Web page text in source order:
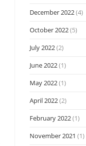
December 2022(4)
October 2022(5)
July 2022(2)
June 2022(1)
May 2022(1)
April 2022(2)
February 2022(1)
November 2021 (1)